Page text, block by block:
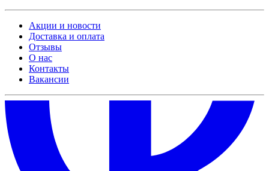
Акции и новости
Доставка и оплата
Отзывы
О нас
Контакты
Вакансии